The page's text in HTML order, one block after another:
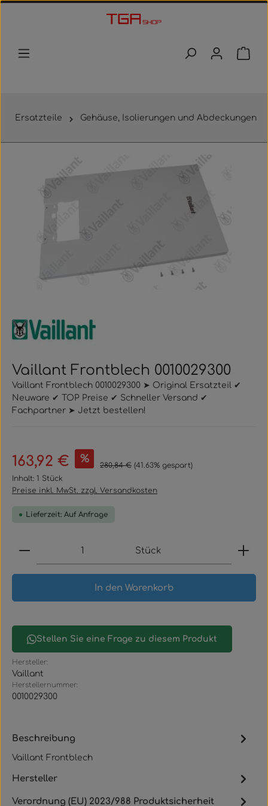
Zum Hauptinhalt springen
Ersatzteile Gehäuse, Isolierungen und Abdeckungen
Vaillant Frontblech 0010029300
Vaillant Frontblech 0010029300 ➤ Original Ersatzteil ✔
Neuware ✔ TOP Preise ✔ Schneller Versand ✔
Fachpartner ➤ Jetzt bestellen!
Verkaufspreis:
163,92 € % Regulärer Preis:
280,84 € (41.63% gespart)
Inhalt: 1 Stück
Preise inkl. MwSt. zzgl. Versandkosten
Lieferzeit: Auf Anfrage
Produkt Anzahl: Gib den gewünschten Wert
Stück
In den Warenkorb
Stellen Sie eine Frage zu diesem Produkt
Hersteller:
Vaillant
Herstellernummer:
0010029300
Beschreibung
Vaillant Frontblech
Hersteller
Verordnung (EU) 2023/988 Produktsicherheit